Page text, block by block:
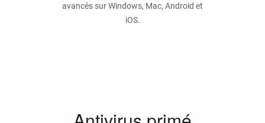
avancés sur Windows, Mac, Android et
iOS.